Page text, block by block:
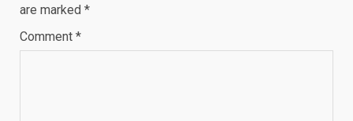
are marked *
Comment *